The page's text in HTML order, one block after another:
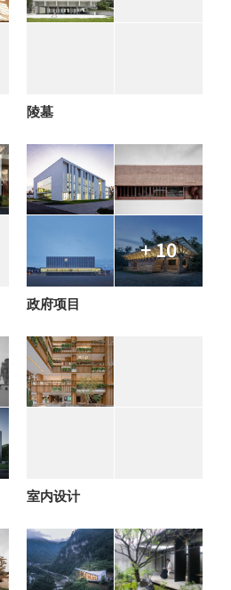
陵墓
+ 10
政府项目
室内设计